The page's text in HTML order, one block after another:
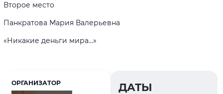
Второе место
Панкратова Мария Валерьевна
«Никакие деньги мира…»
ОРГАНИЗАТОР
ДАТЫ